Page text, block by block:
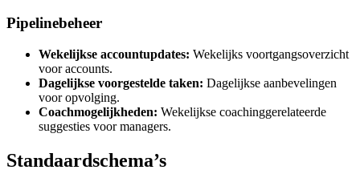
Pipelinebeheer
Wekelijkse accountupdates: Wekelijks voortgangsoverzicht
voor accounts.
Dagelijkse voorgestelde taken: Dagelijkse aanbevelingen
voor opvolging.
Coachmogelijkheden: Wekelijkse coachinggerelateerde
suggesties voor managers.
Standaardschema’s